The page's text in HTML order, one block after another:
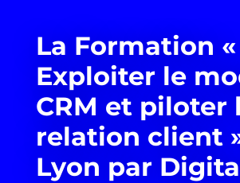
La Formation «
Exploiter le
CRM et piloter
relation client
Lyon par